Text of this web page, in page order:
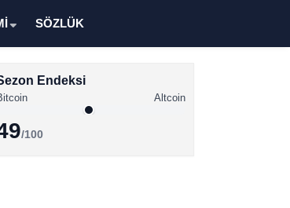
SÖZLÜK
Endeksi
Altcoin
/100